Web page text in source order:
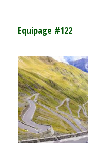
Equipage #122